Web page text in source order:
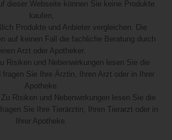
dieser Webseite können Sie keine Produkte
kaufen,
Produkte und Anbieter vergleichen. Die
auf keinen Fall die fachliche Beratung durch
Arzt oder Apotheker.
Risiken und Nebenwirkungen lesen Sie die
fragen Sie Ihre Ärztin, Ihren Arzt oder in Ihrer
Apotheke.
Risiken und Nebenwirkungen lesen Sie die
Sie Ihre Tierärztin, Ihren Tierarzt oder in
Ihrer Apotheke.